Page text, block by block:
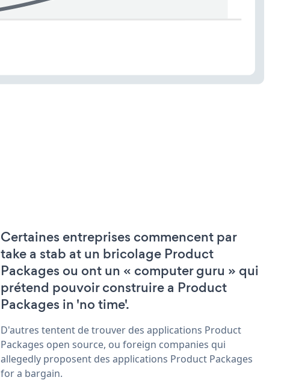
Certaines entreprises commencent par
take a stab at un bricolage Product
Packages ou ont un « computer guru » qui
prétend pouvoir construire a Product
Packages in 'no time'.
D'autres tentent de trouver des applications Product
Packages open source, ou foreign companies qui
allegedly proposent des applications Product Packages
for a bargain.